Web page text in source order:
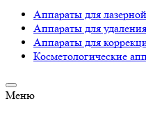
Аппараты для
Аппараты для
Аппараты для
Косметологические
Меню